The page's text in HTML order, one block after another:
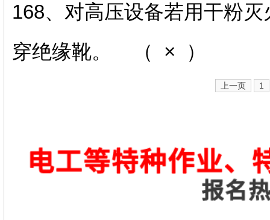
168、对高压设备若用干粉
穿绝缘靴。 （ × ）
上一页 1